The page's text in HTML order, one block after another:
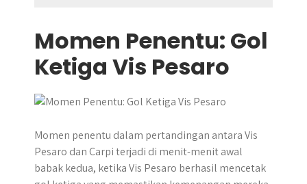
Momen Penentu: Gol
Ketiga Vis Pesaro
Momen penentu dalam pertandingan antara Vis
Pesaro dan Carpi terjadi di menit-menit awal
babak kedua, ketika Vis Pesaro berhasil mencetak